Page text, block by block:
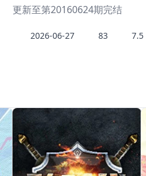
更新至第20160624期完结
2026-06-27 83 7.5